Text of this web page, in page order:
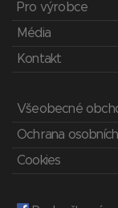
Pro výrobce
Média
Kontakt
Všeobecné
Ochrana
Cookies